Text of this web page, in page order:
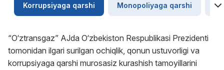
Korrupsiyaga qarshi Monopoliyaga qarshi
“O‘ztransgaz” AJda O‘zbekiston Respublikasi Prezidenti
tomonidan ilgari surilgan ochiqlik, qonun ustuvorligi va
korrupsiyaga qarshi murosasiz kurashish tamoyillarini